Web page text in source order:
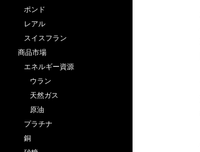
ポンド
レアル
スイスフラン
商品市場
エネルギー資源
ウラン
天然ガス
原油
プラチナ
銅